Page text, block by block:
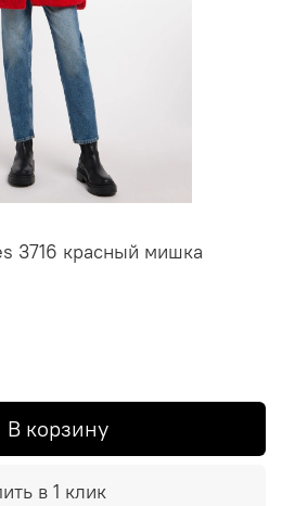
3716 красный мишка
В корзину
в 1 клик